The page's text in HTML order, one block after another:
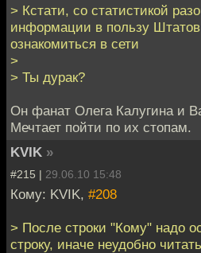
> Кстати, со статистикой
информации в пользу
ознакомиться в сети
>
> Ты дурак?
Он фанат Олега Калугина и
Мечтает пойти по их стопам.
KVIK »
#215 | 29.06.10 15:48
Кому: KVIK, #208
> После строки "Кому" надо
строку, иначе неудобно